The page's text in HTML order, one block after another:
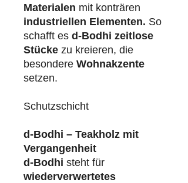
Materialen mit konträren
industriellen Elementen. So
schafft es d-Bodhi zeitlose
Stücke zu kreieren, die
besondere Wohnakzente
setzen.
Schutzschicht
d-Bodhi – Teakholz mit
Vergangenheit
d-Bodhi steht für
wiederverwertetes